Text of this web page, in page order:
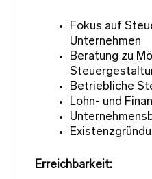
Fokus auf
Unternehmen
Beratung zu
Betriebliche
Lohn- und
Erreichbarkeit: